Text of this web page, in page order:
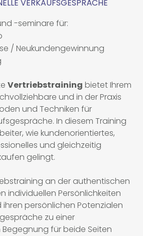
START
LEISTUNGEN
VERKAUFSGESPRÄCHE
-seminare für:
/ Neukundengewinnung
Vertriebstraining bietet Ihrem
und in der Praxis
und Techniken für
In diesem Training
wie kundenorientiertes,
und gleichzeitig
gelingt.
an der authentischen
individuellen Persönlichkeiten
ihren persönlichen Potenzialen
zu einer
für beide Seiten